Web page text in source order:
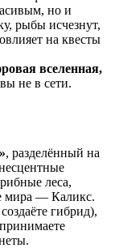
но и
рыбы исчезнут,
на квесты
вселенная,
не в сети.
, разделённый на
леса,
мира — Каликс.
гибрид),